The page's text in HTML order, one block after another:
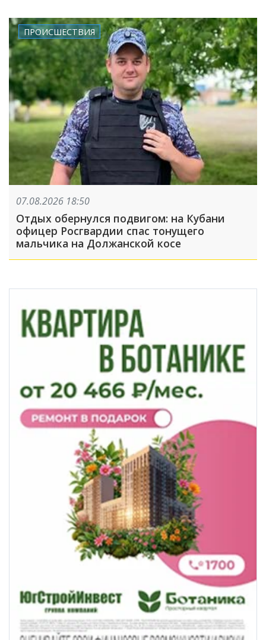
ПРОИСШЕСТВИЯ
07.08.2026 18:50
Отдых обернулся подвигом: на Кубани
офицер Росгвардии спас тонущего
мальчика на Должанской косе